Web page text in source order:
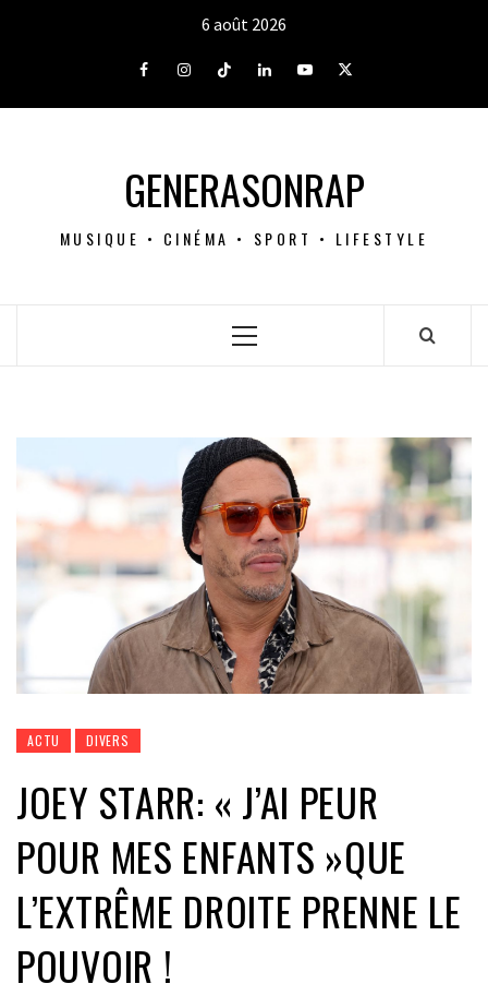
6 août 2026
FacebookInstagramTiktok LinkedInYoutube
X
GENERASONRAP
MUSIQUE • CINÉMA • SPORT • LIFESTYLE
Menu
ACTU DIVERS
JOEY STARR: « J’AI PEUR
POUR MES ENFANTS »QUE
L’EXTRÊME DROITE PRENNE LE
POUVOIR !